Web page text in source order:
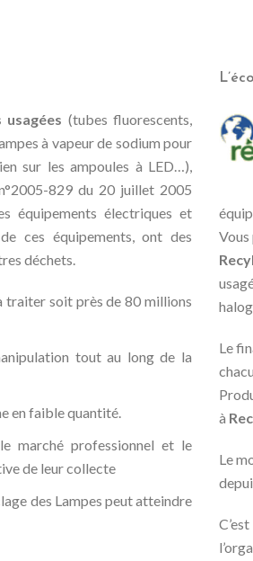
(tubes fluorescents,
à vapeur de sodium pour
sur les ampoules à LED…),
829 du 20 juillet 2005
équipements électriques et
ces équipements, ont des
déchets.
traiter soit près de 80 millions
tout au long de la
en faible quantité.
marché professionnel et le
de leur collecte
des Lampes peut atteindre
Vous
Le
à
Le